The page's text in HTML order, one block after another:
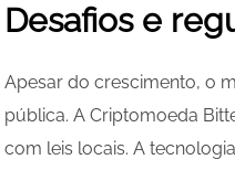
Desafios e
Apesar do crescimento, o
pública. A Criptomoeda
com leis locais. A